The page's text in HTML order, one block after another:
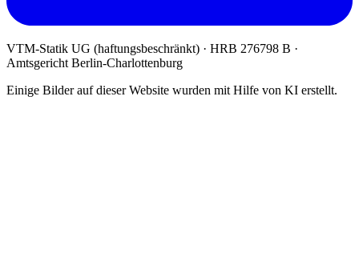
VTM-Statik UG (haftungsbeschränkt) · HRB 276798 B ·
Amtsgericht Berlin-Charlottenburg
Einige Bilder auf dieser Website wurden mit Hilfe von KI erstellt.